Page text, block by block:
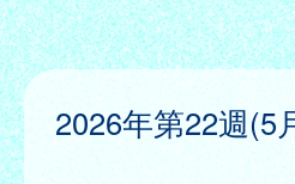
2026年第22週(5